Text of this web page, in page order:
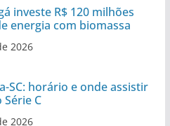
investe R$ 120 milhões
energia com biomassa
2026
SC: horário e onde assistir
C
2026